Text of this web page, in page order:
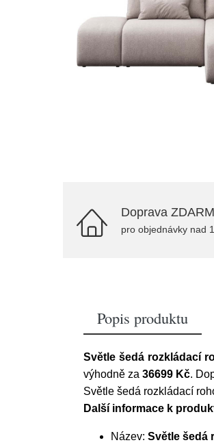
Doprava
pro objednávky nad
Popis produktu
Světle šedá rozkládací
výhodně za 36699 Kč.
Světle šedá rozkládací
Další informace k
Název: Světle šedá